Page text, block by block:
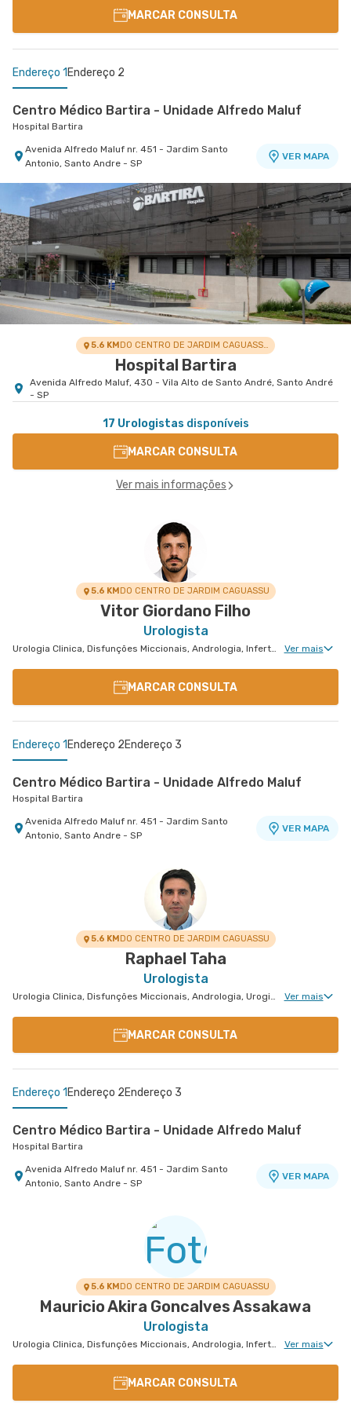
MARCAR CONSULTA
Endereço 1 Endereço 2
Centro Médico Bartira - Unidade Alfredo Maluf
Hospital Bartira
Avenida Alfredo Maluf nr. 451 - Jardim Santo
Antonio, Santo Andre - SP
VER MAPA
Centro Médico Brasil Santo André - Unidade
Tiradentes
Hospital Brasil Santo André
Rua Tiradentes nr. 149 - Vila Dora, Santo Andre -
SP
VER MAPA
5.6 KM DO CENTRO DE JARDIM CAGUASSU
Hospital Bartira
Avenida Alfredo Maluf, 430 - Vila Alto de Santo André, Santo André
- SP
17 Urologistas disponíveis
MARCAR CONSULTA
Ver mais informações
5.6 KMDO CENTRO DE JARDIM CAGUASSU
Vitor Giordano Filho
Urologista
Urologia Clinica, Disfunções Miccionais, Andrologia, Infertilidade Masculina, Urologia Oncológica, Cirurgia Robótica Urológica, Cirurgia Urológica Ver mais
MARCAR CONSULTA
Endereço 1 Endereço 2Endereço 3
Centro Médico Bartira - Unidade Alfredo Maluf
Hospital Bartira
Avenida Alfredo Maluf nr. 451 - Jardim Santo
Antonio, Santo Andre - SP
VER MAPA
Hospital e Maternidade São Luiz São Caetano
Alameda Caulim nr. 115 1° Andar - Ceramica, Sao
Avenida Alvaro Guimaraes nr. 3033 - Assuncao,
Sao Bernardo do Campo - SP
5.6 KMDO CENTRO DE JARDIM CAGUASSU
Raphael Taha
Urologista
Urologia Clinica, Disfunções Miccionais, Andrologia, Uroginecologia, Infertilidade Masculina, Urologia Oncológica, Cirurgia Robótica Urológica, Cirurgia Robótica Geral, Urologia Pediátrica, Cirurgia Urológica Ver mais
MARCAR CONSULTA
Endereço 1 Endereço 2Endereço 3
Centro Médico Bartira - Unidade Alfredo Maluf
Hospital Bartira
Avenida Alfredo Maluf nr. 451 - Jardim Santo
Antonio, Santo Andre - SP
VER MAPA
Hospital e Maternidade São Luiz São Caetano
Alameda Caulim nr. 115 1° Andar - Ceramica, Sao
Hospital e Maternidade Ribeirão Pires
Rua Major Cardim nr. 461 - Suissa, Ribeirao Pires
5.6 KMDO CENTRO DE JARDIM CAGUASSU
Mauricio Akira Goncalves Assakawa
Urologista
Urologia Clinica, Disfunções Miccionais, Andrologia, Infertilidade Masculina, Urologia Oncológica, Cirurgia Robótica Geral, Cirurgia Urológica Ver mais
MARCAR CONSULTA